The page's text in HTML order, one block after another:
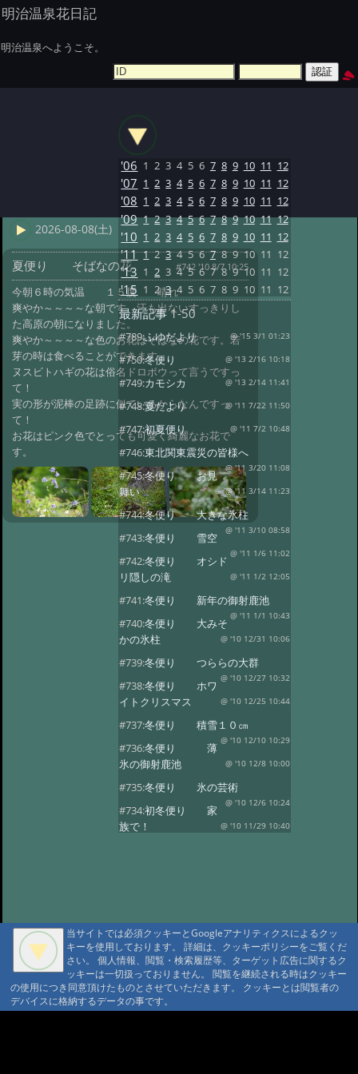
明治温泉花日記
明治温泉へようこそ。
2026-08-08(土)
夏便り そばなの花 #742 '10 8/7 10:25
今朝６時の気温 １５度 晴れ
爽やか～～～～な朝です、汗も出ないすっきりし
た高原の朝になりました。
爽やか～～～～な色のお花はそばなの花です。若
芽の時は食べることができます。
ヌスビトハギの花は俗名ドロボウって言うですっ
て！
実の形が泥棒の足跡に似ているからなんですっ
て！
お花はピンク色でとっても可愛く綺麗なお花で
す。
'06 1 2 3 4 5 6 7 8 9 10 11 12
'07 1 2 3 4 5 6 7 8 9 10 11 12
'08 1 2 3 4 5 6 7 8 9 10 11 12
'09 1 2 3 4 5 6 7 8 9 10 11 12
'10 1 2 3 4 5 6 7 8 9 10 11 12
'11 1 2 3 4 5 6 7 8 9 10 11 12
'13 1 2 3 4 5 6 7 8 9 10 11 12
'15 1 2 3 4 5 6 7 8 9 10 11 12
最新記事1-50
#789:ふゆだより @ '15 3/1 01:23
#750:冬便り @ '13 2/16 10:18
#749:カモシカ @ '13 2/14 11:41
#748:夏だより @ '11 7/22 11:50
#747:初夏便り @ '11 7/2 10:48
#746:東北関東震災の皆様へ
@ '11 3/20 11:08
#745:冬便り お見
舞い
@ '11 3/14 11:23
#744:冬便り 大きな氷柱
@ '11 3/10 08:58
#743:冬便り 雪空
@ '11 1/6 11:02
#742:冬便り オシド
リ隠しの滝
@ '11 1/2 12:05
#741:冬便り 新年の御射鹿池
@ '11 1/1 10:43
#740:冬便り 大みそ
かの氷柱
@ '10 12/31 10:06
#739:冬便り つららの大群
@ '10 12/27 10:32
#738:冬便り ホワ
イトクリスマス
@ '10 12/25 10:44
#737:冬便り 積雪１０㎝
@ '10 12/10 10:29
#736:冬便り 薄
氷の御射鹿池
@ '10 12/8 10:00
#735:冬便り 氷の芸術
@ '10 12/6 10:24
#734:初冬便り 家
族で！
@ '10 11/29 10:40
#730:初冬便り 御柱
@ '10 11/6 10:28
#729: 初冬便り 初
冠雪
@ '10 11/5 12:36
#728:初冬便り 哀愁
@ '10 11/3 10:13
当サイトでは必須クッキーとGoogleアナリティクスによるクッ
キーを使用しております。 詳細は、クッキーポリシーをご覧くだ
さい。 個人情報、閲覧・検索履歴等、ターゲット広告に関するク
ッキーは一切扱っておりません。 閲覧を継続される時はクッキー
の使用につき同意頂けたものとさせていただきます。 クッキーとは閲覧者の
デバイスに格納するデータの事です。